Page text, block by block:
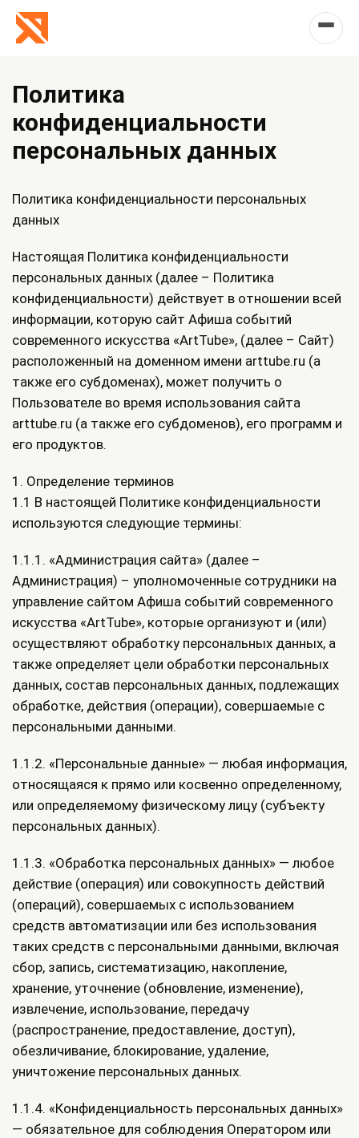
Политика
конфиденциальности
персональных данных
Политика конфиденциальности персональных
данных
Настоящая Политика конфиденциальности
персональных данных (далее – Политика
конфиденциальности) действует в отношении всей
информации, которую сайт Афиша событий
современного искусства «ArtTube», (далее – Сайт)
расположенный на доменном имени arttube.ru (а
также его субдоменах), может получить о
Пользователе во время использования сайта
arttube.ru (а также его субдоменов), его программ и
его продуктов.
1. Определение терминов
1.1 В настоящей Политике конфиденциальности
используются следующие термины:
1.1.1. «Администрация сайта» (далее –
Администрация) – уполномоченные сотрудники на
управление сайтом Афиша событий современного
искусства «ArtTube», которые организуют и (или)
осуществляют обработку персональных данных, а
также определяет цели обработки персональных
данных, состав персональных данных, подлежащих
обработке, действия (операции), совершаемые с
персональными данными.
1.1.2. «Персональные данные» — любая информация,
относящаяся к прямо или косвенно определенному,
или определяемому физическому лицу (субъекту
персональных данных).
1.1.3. «Обработка персональных данных» — любое
действие (операция) или совокупность действий
(операций), совершаемых с использованием
средств автоматизации или без использования
таких средств с персональными данными, включая
сбор, запись, систематизацию, накопление,
хранение, уточнение (обновление, изменение),
извлечение, использование, передачу
(распространение, предоставление, доступ),
обезличивание, блокирование, удаление,
уничтожение персональных данных.
1.1.4. «Конфиденциальность персональных данных»
— обязательное для соблюдения Оператором или